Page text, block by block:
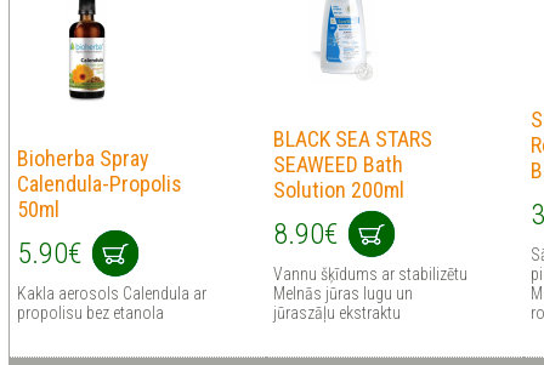
Bioherba Spray
Calendula-Propolis
50ml
5.90€
Kakla aerosols Calendula ar
propolisu bez etanola
BLACK SEA STARS
SEAWEED Bath
Solution 200ml
8.90€
Vannu šķīdums ar stabilizētu
Melnās jūras lugu un
jūraszāļu ekstraktu